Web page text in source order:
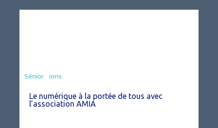
Associations
Sénior
Le numérique à la portée de tous avec
l’association AMIA